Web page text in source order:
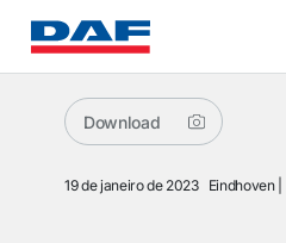
Download
19 de janeiro de 2023 Eindhoven